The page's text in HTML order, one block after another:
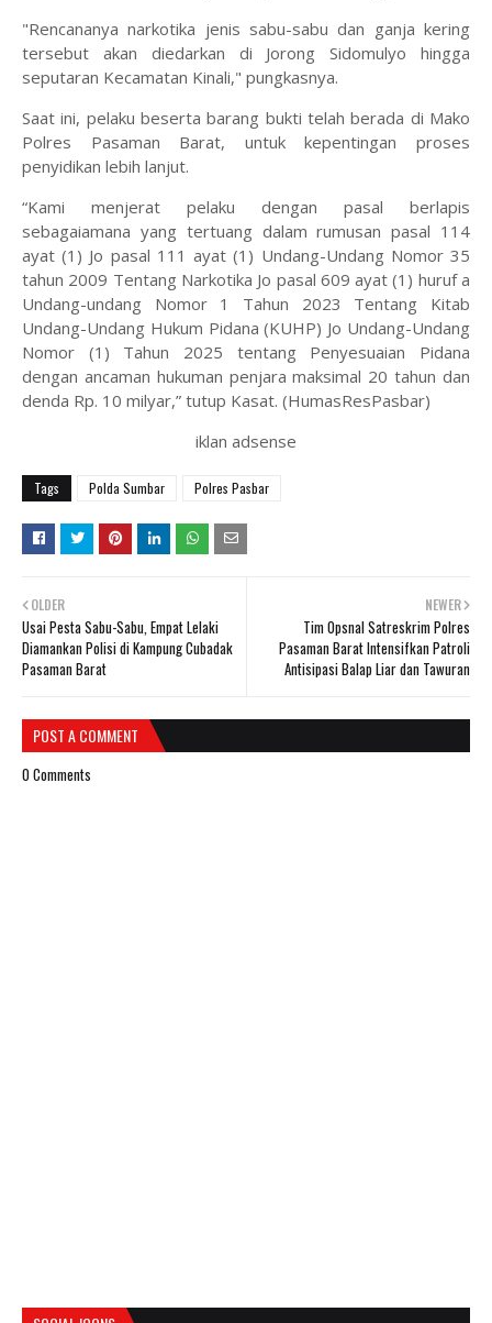
"Rencananya narkotika jenis sabu-sabu dan ganja kering
tersebut akan diedarkan di Jorong Sidomulyo hingga
seputaran Kecamatan Kinali," pungkasnya.
Saat ini, pelaku beserta barang bukti telah berada di Mako
Polres Pasaman Barat, untuk kepentingan proses
penyidikan lebih lanjut.
“Kami menjerat pelaku dengan pasal berlapis
sebagaiamana yang tertuang dalam rumusan pasal 114
ayat (1) Jo pasal 111 ayat (1) Undang-Undang Nomor 35
tahun 2009 Tentang Narkotika Jo pasal 609 ayat (1) huruf a
Undang-undang Nomor 1 Tahun 2023 Tentang Kitab
Undang-Undang Hukum Pidana (KUHP) Jo Undang-Undang
Nomor (1) Tahun 2025 tentang Penyesuaian Pidana
dengan ancaman hukuman penjara maksimal 20 tahun dan
denda Rp. 10 milyar,” tutup Kasat. (HumasResPasbar)
iklan adsense
Tags Polda Sumbar Polres Pasbar
NEWER
Tim Opsnal Satreskrim Polres
Pasaman Barat Intensifkan Patroli
Antisipasi Balap Liar dan Tawuran
OLDER
Usai Pesta Sabu-Sabu, Empat Lelaki
Diamankan Polisi di Kampung Cubadak
Pasaman Barat
POST A COMMENT
0 Comments